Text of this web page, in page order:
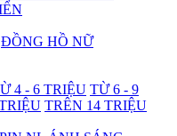
ĐỒNG HỒ NỮ
4 - 6 TRIỆU TỪ 6 - 9
TRÊN 14 TRIỆU